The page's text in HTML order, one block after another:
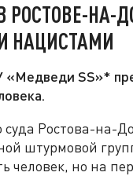
НА-
НАЦИСТАМИ
«Медведи SS»*
Ростова-на-
штурмовой
но на